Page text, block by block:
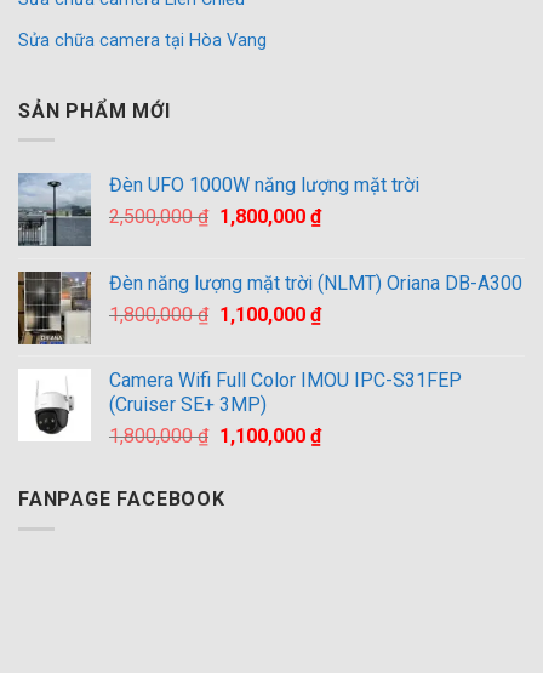
Sửa chữa camera tại Hòa Vang
SẢN PHẨM MỚI
Đèn UFO 1000W năng lượng mặt trời
2,500,000₫ Giá
2,500,000 ₫.
1,800,000 ₫Giá
là:
1,800,000 ₫.
Đèn năng lượng mặt trời (NLMT) Oriana DB-A300
1,800,000₫ Giá
1,800,000 ₫.
1,100,000 ₫Giá
là:
Camera Wifi Full Color IMOU IPC-S31FEP
(Cruiser SE+ 3MP)
1,800,000₫ Giá
là:
1,800,000 ₫.
1,100,000 ₫Giá
FANPAGE FACEBOOK